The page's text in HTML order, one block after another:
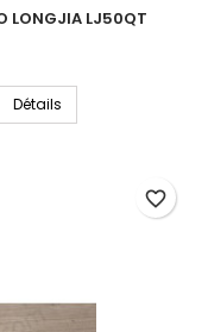
LONGJIA LJ50QT
Détails
favorite_border